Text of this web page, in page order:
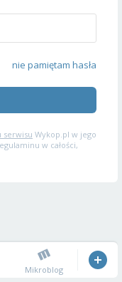
nie pamiętam hasła
serwisu Wykop.pl w jego
w całości,
Mikroblog